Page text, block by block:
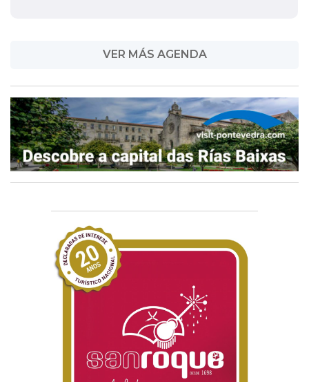
VER MÁS AGENDA